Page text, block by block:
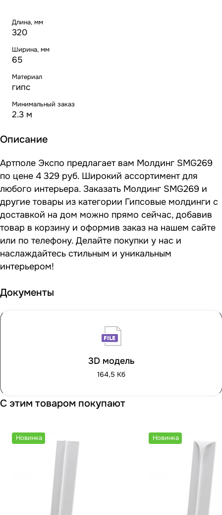
Длина, мм
320
Ширина, мм
65
Материал
гипс
Минимальный заказ
2.3 м
Описание
Артполе Экспо предлагает вам Молдинг SMG269
по цене 4 329 руб. Широкий ассортимент для
любого интерьера. Заказать Молдинг SMG269 и
другие товары из категории Гипсовые молдинги с
доставкой на дом можно прямо сейчас, добавив
товар в корзину и оформив заказ на нашем сайте
или по телефону. Делайте покупки у нас и
наслаждайтесь стильным и уникальным
интерьером!
Документы
3D модель
164,5 Кб
С этим товаром покупают
Новинка Новинка